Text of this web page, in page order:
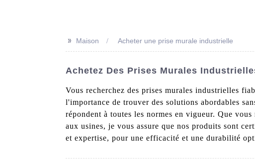
>> Maison Acheter une prise murale industrielle
Achetez Des Prises Murales
Vous recherchez des prises murales industrielles
l'importance de trouver des solutions abordables
répondent à toutes les normes en vigueur. Que
aux usines, je vous assure que nos produits sont
et expertise, pour une efficacité et une durabilité